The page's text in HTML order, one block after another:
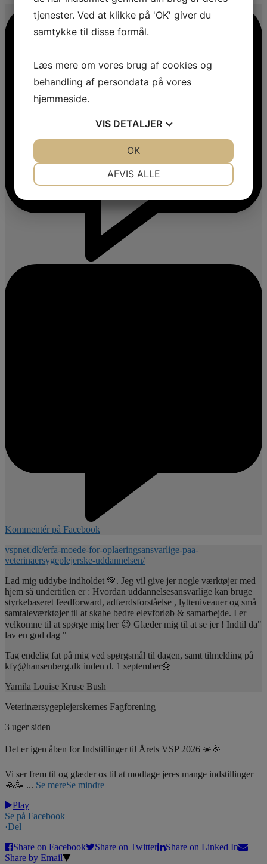
Kommentér på Facebook
vspnet.dk/erfa-moede-for-oplaeringsansvarlige-paa-
veterinaersygeplejerske-uddannelsen/
Lad mig uddybe indholdet 💚. Jeg vil give jer nogle værktøjer med
hjem så undertitlen er : Hvordan uddannelsesansvarlige kan bruge
styrkebaseret feedforward, adfærdsforståelse , lytteniveauer og små
samtaleværktøjer til at skabe bedre elevforløb & samarbejde. I er
velkomne til at spørge mig her 😉 Glæder mig til at se jer ! Indtil da"
lav en god dag "
Tag endelig fat på mig ved spørgsmål til dagen, samt tilmelding på
kfy@hansenberg.dk inden d. 1 september🌼
Yamila Louise Kruse Bush
Veterinærsygeplejerskernes Fagforening
3 uger siden
Det er igen åben for Indstillinger til Årets VSP 2026 ☀️🎉
Vi ser frem til og glæder os til at modtage jeres mange indstillinger
🙏🥳 ... Se mereSe mindre
Play
Se på Facebook
·Del
Share on Facebook
Share on Twitter
Share on Linked In
Share by Email
tjenester. Ved at klikke på 'OK' giver du
samtykke til disse formål.
Læs mere om vores brug af cookies og
behandling af persondata på vores
hjemmeside.
VIS DETALJER
AFVIS ALLE
OK